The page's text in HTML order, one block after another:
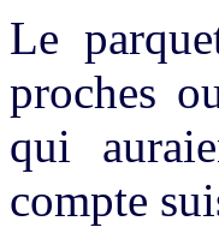
Le
proches
qui
compte